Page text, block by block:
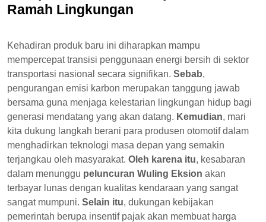
Ramah Lingkungan
Kehadiran produk baru ini diharapkan mampu
mempercepat transisi penggunaan energi bersih di sektor
transportasi nasional secara signifikan. Sebab,
pengurangan emisi karbon merupakan tanggung jawab
bersama guna menjaga kelestarian lingkungan hidup bagi
generasi mendatang yang akan datang. Kemudian, mari
kita dukung langkah berani para produsen otomotif dalam
menghadirkan teknologi masa depan yang semakin
terjangkau oleh masyarakat. Oleh karena itu, kesabaran
dalam menunggu peluncuran Wuling Eksion akan
terbayar lunas dengan kualitas kendaraan yang sangat
sangat mumpuni. Selain itu, dukungan kebijakan
pemerintah berupa insentif pajak akan membuat harga